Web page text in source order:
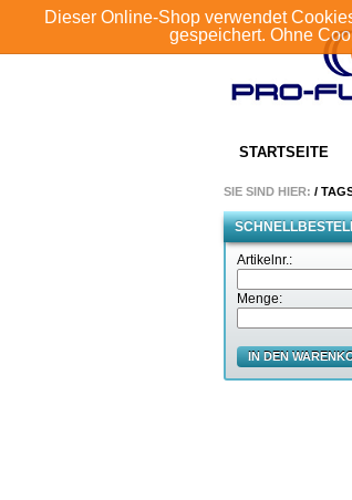
Dieser Online-Shop verwendet
gespeichert. Ohne
STARTSEITE
SIE SIND HIER: /
Artikelnr.:
Menge:
IN DEN